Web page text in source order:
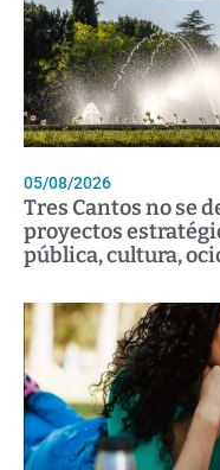
05/08/2026
Tres Cantos no se
proyectos
pública, cultura,